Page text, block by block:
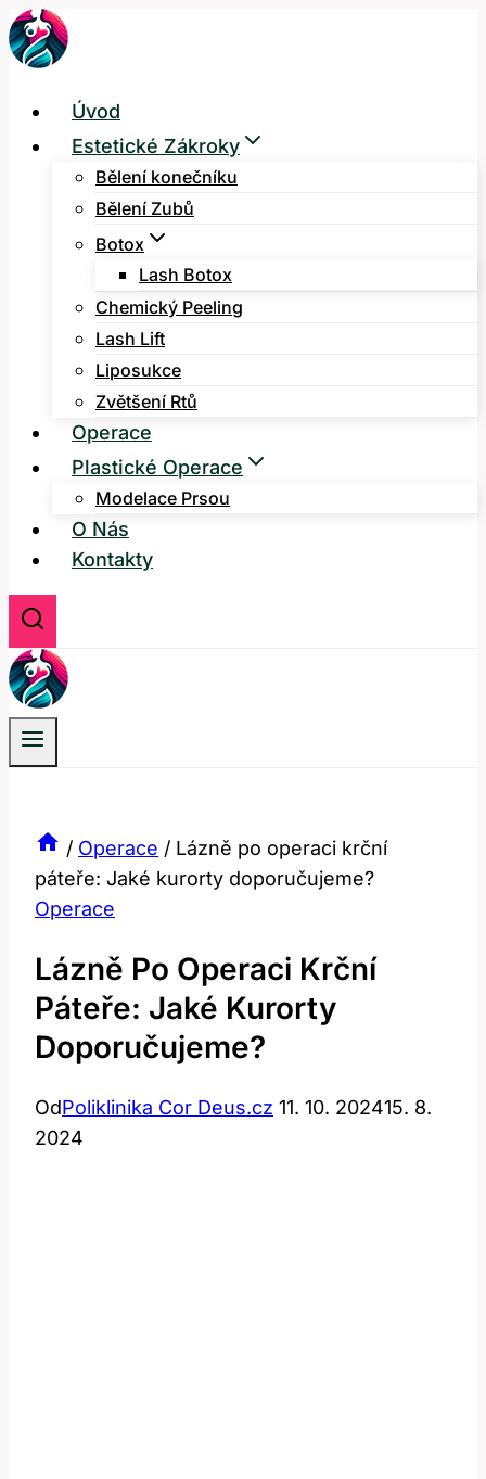
Přeskočit
na
Úvod
Estetické Zákroky
Bělení konečníku
Bělení Zubů
Botox
Lash Botox
Chemický Peeling
Lash Lift
Liposukce
Zvětšení Rtů
Operace
Plastické Operace
Modelace Prsou
O Nás
Kontakty
/ Operace / Lázně po operaci krční
páteře: Jaké kurorty doporučujeme?
Operace
Lázně Po Operaci Krční
Páteře: Jaké Kurorty
Doporučujeme?
OdPoliklinika Cor Deus.cz 11. 10. 202415. 8.
2024